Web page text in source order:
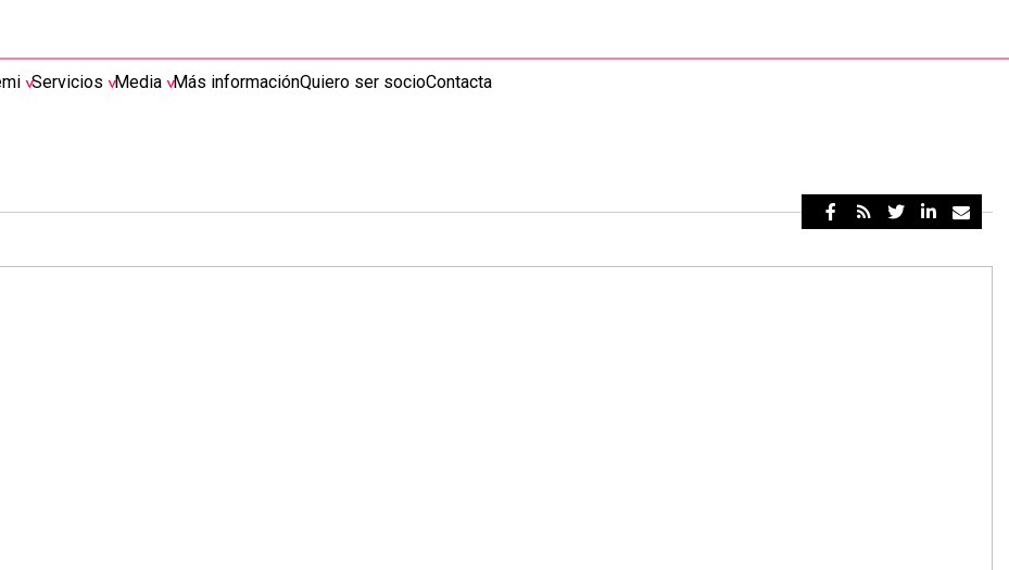
Servicios Media Más informaciónQuiero ser socioContacta